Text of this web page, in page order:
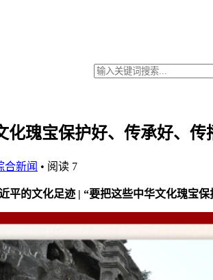
化瑰宝保护好、传承好、传
合新闻 • 阅读 7
的文化足迹 | “要把这些中华文化瑰宝保